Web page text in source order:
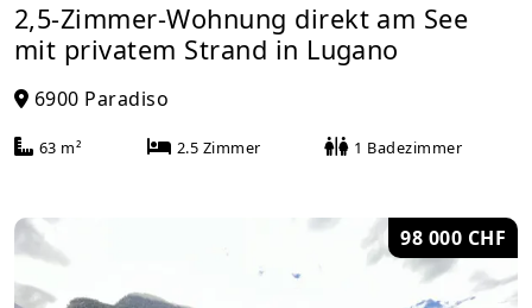
2,5-Zimmer-Wohnung direkt am See
mit privatem Strand in Lugano
6900 Paradiso
63 m² 2.5 Zimmer 1 Badezimmer
98 000 CHF